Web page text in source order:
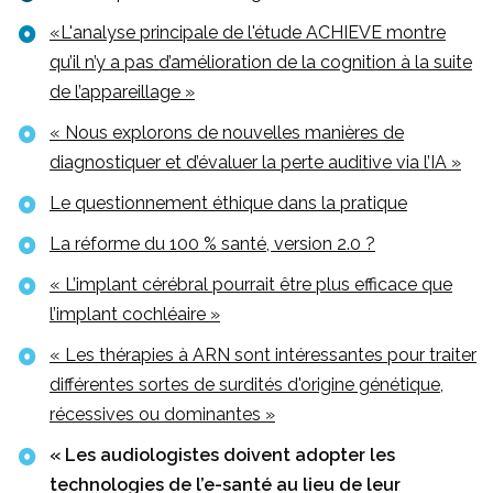
fonctionnera pas pour la France. Il existe des
blocs de construction communs, mais la façon
dont on les articule est propre à chaque pays.
Quel devrait être le comportement des
technologies de l’e-santé ?
totalement la pratique de ce métier. Les
audiologistes ont un rôle important à jouer.
L'arrivée des OTC comme les AirPods d’Apple va
contribuer à sensibiliser les gens, bien plus que
ce que nous pourrions faire. Et nombreux sont
ceux qui iront un jour consulter. Les
audiologistes doivent adopter ces technologies
«L'analyse principale de l'étude ACHIEVE montre
qu’il n’y a pas d’amélioration de la cognition à la suite
de l’appareillage »
« Nous explorons de nouvelles manières de
diagnostiquer et d’évaluer la perte auditive via l’IA »
Le questionnement éthique dans la pratique
La réforme du 100 % santé, version 2.0 ?
« L’implant cérébral pourrait être plus efficace que
l’implant cochléaire »
« Les thérapies à ARN sont intéressantes pour traiter
différentes sortes de surdités d'origine génétique,
récessives ou dominantes »
« Les audiologistes doivent adopter les
technologies de l’e-santé au lieu de leur